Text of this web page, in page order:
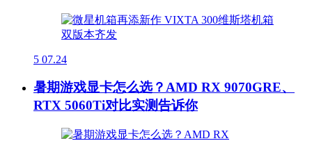
5 07.24
暑期游戏显卡怎么选？AMD RX 9070GRE、
RTX 5060Ti对比实测告诉你